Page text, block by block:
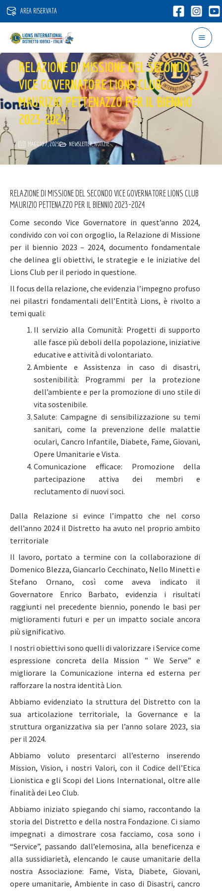
Vai
contenuto
AREA RISERVATA
RELAZIONE DI MISSIONE DEL SECONDO
VICE GOVERNATORE LIONS CLUB
MAURIZIO PETTENAZZO PER IL BIENNIO
2023-2024
MAGGIO 7, 2025 NEWSLETTER,NOTIZIE
RELAZIONE DI MISSIONE DEL SECONDO VICE GOVERNATORE LIONS CLUB
MAURIZIO PETTENAZZO PER IL BIENNIO 2023-2024
Come secondo Vice Governatore in quest’anno 2024,
condivido con voi con orgoglio, la Relazione di Missione
per il biennio 2023 – 2024, documento fondamentale
che delinea gli obiettivi, le strategie e le iniziative del
Lions Club per il periodo in questione.
Il focus della relazione, che evidenzia l’impegno profuso
nei pilastri fondamentali dell’Entità Lions, è rivolto a
temi quali:
Il servizio alla Comunità: Progetti di supporto
alle fasce più deboli della popolazione, iniziative
educative e attività di volontariato.
Ambiente e Assistenza in caso di disastri,
sostenibilità: Programmi per la protezione
dell’ambiente e per la promozione di uno stile di
vita sostenibile.
Salute: Campagne di sensibilizzazione su temi
sanitari, come la prevenzione delle malattie
oculari, Cancro Infantile, Diabete, Fame, Giovani,
Opere Umanitarie e Vista.
Comunicazione efficace: Promozione della
partecipazione attiva dei membri e
reclutamento di nuovi soci.
Dalla Relazione si evince l’impatto che nel corso
dell’anno 2024 il Distretto ha avuto nel proprio ambito
territoriale
Il lavoro, portato a termine con la collaborazione di
Domenico Blezza, Giancarlo Cecchinato, Nello Minetti e
Stefano Ornano, così come aveva indicato il
Governatore Enrico Barbato, evidenzia i risultati
raggiunti nel precedente biennio, ponendo le basi per
miglioramenti futuri e per un impatto sociale ancora
più significativo.
I nostri obiettivi sono quelli di valorizzare i Service come
espressione concreta della Mission ” We Serve” e
migliorare la Comunicazione interna ed esterna per
rafforzare la nostra identità Lion.
Abbiamo evidenziato la struttura del Distretto con la
sua articolazione territoriale, la Governance e la
struttura organizzativa sia per l’anno solare 2023, sia
per il 2024.
Abbiamo voluto presentarci all’esterno inserendo
Mission, Vision, i nostri Valori, con il Codice dell’Etica
Lionistica e gli Scopi del Lions International, oltre alle
finalità dei Leo Club.
Abbiamo iniziato spiegando chi siamo, raccontando la
storia del Distretto e della nostra Fondazione. Ci siamo
impegnati a dimostrare cosa facciamo, cosa sono i
“Service”, passando dall’elemosina, alla beneficenza e
alla sussidiarietà, elencando le cause umanitarie della
nostra Associazione: Fame, Vista, Diabete, Giovani,
opere umanitarie, Ambiente in caso di Disastri, cancro